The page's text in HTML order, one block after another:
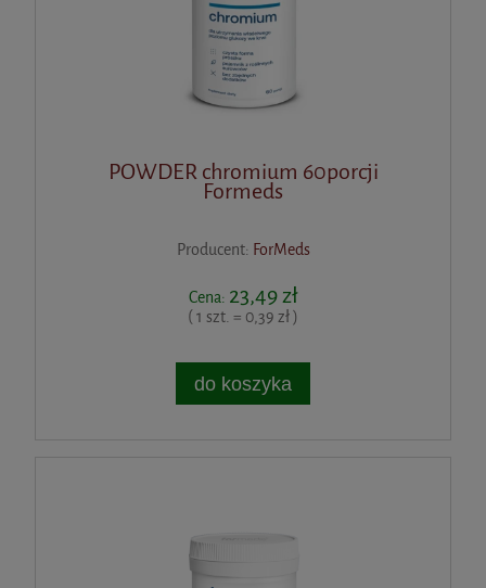
POWDER chromium 60porcji
Formeds
Producent: ForMeds
Cena: 23,49 zł
( 1 szt. = 0,39 zł )
do koszyka